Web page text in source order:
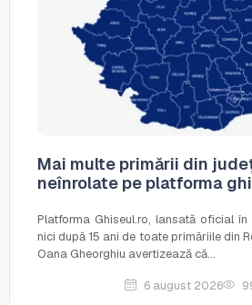
Mai multe primării din
neînrolate pe platforma
Platforma Ghiseul.ro, lansată oficial în
nici după 15 ani de toate primăriile din
Oana Gheorghiu avertizează că...
6 august 2026